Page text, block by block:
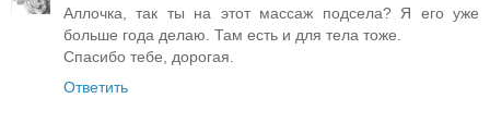
Аллочка, так ты на этот массаж подсела? Я его уже
больше года делаю. Там есть и для тела тоже.
Спасибо тебе, дорогая.
Ответить